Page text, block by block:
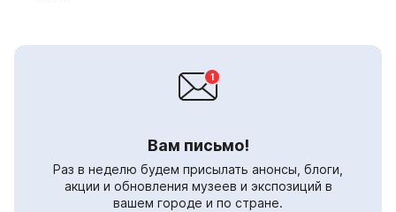
Вам письмо!
Раз в неделю будем присылать анонсы, блоги,
акции и обновления музеев и экспозиций в
вашем городе и по стране.